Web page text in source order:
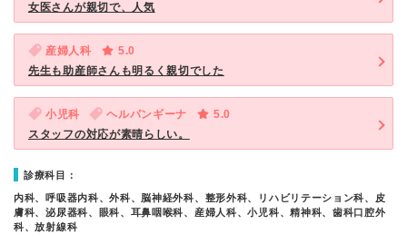
女医さんが親切で、人気
産婦人科
5.0
先生も助産師さんも明るく親切でした
小児科 ヘルパンギーナ
5.0
スタッフの対応が素晴らしい。
診療科目：
内科、呼吸器内科、外科、脳神経外科、整形外科、リハビリテーション科、皮
膚科、泌尿器科、眼科、耳鼻咽喉科、産婦人科、小児科、精神科、歯科口腔外
科、放射線科